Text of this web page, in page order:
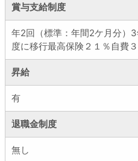
賞与支給制度
年2回（標準：年間2ケ月分）
度に移行最高保険２１％自費
昇給
有
退職金制度
無し